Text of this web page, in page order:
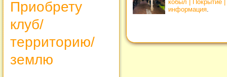
Приобрету
клуб/
территорию/
землю
кобыл | Покрытие
информация.